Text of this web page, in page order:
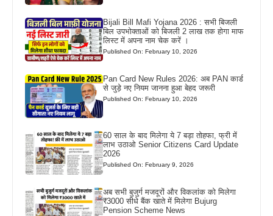
Bijali Bill Mafi Yojana 2026 : सभी बिजली
बिल उपभोक्ताओं को बिजली 2 लाख तक होगा माफ
लिस्ट में अपना नाम चेक करें ।
Published On: February 10, 2026
Pan Card New Rules 2026: अब PAN कार्ड
से जुड़े नए नियम जानना हुआ बेहद जरूरी
Published On: February 10, 2026
60 साल के बाद मिलेगा ये 7 बड़ा तोहफा, फ्री में
लाभ उठाओ Senior Citizens Card Update
2026
Published On: February 9, 2026
अब सभी बुजुर्ग मजदूरों और विकलांक को मिलेगा
₹3000 सीधे बैंक खाते में मिलेगा Bujurg
Pension Scheme News